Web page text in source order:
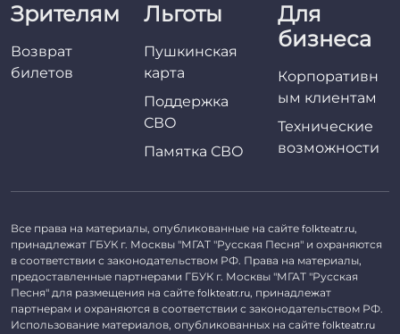
Зрителям
Возврат
билетов
Льготы
Пушкинская
карта
Поддержка
СВО
Памятка СВО
Для
бизнеса
Корпоративн
ым клиентам
Технические
возможности
Все права на материалы, опубликованные на сайте folkteatr.ru,
принадлежат ГБУК г. Москвы "МГАТ "Русская Песня" и охраняются
в соответствии с законодательством РФ. Права на материалы,
предоставленные партнерами ГБУК г. Москвы "МГАТ "Русская
Песня" для размещения на сайте folkteatr.ru, принадлежат
партнерам и охраняются в соответствии с законодательством РФ.
Использование материалов, опубликованных на сайте folkteatr.ru